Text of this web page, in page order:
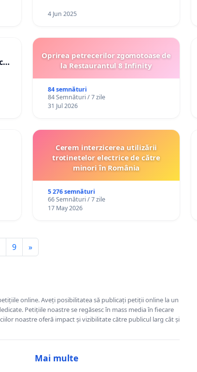
4 Jun 2025
Oprirea petrecerilor zgomotoase de
la Restaurantul 8 Infinity
84 semnături
84 Semnături / 7 zile
31 Jul 2026
Cerem interzicerea utilizării
trotinetelor electrice de către
minori în România
5 276 semnături
66 Semnături / 7 zile
17 May 2026
9 »
online. Aveți posibilitatea să publicați petiții online la un
Petițiile noastre se regăsesc în mass media în fiecare
noastre oferă impact și vizibilitate către publicul larg cât și
Mai multe